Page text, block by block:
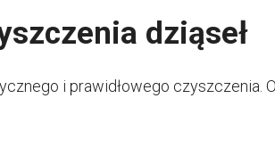
dziąseł
i prawidłowego czyszczenia.